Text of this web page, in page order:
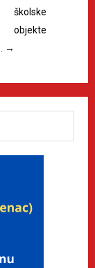
školske
objekte
→